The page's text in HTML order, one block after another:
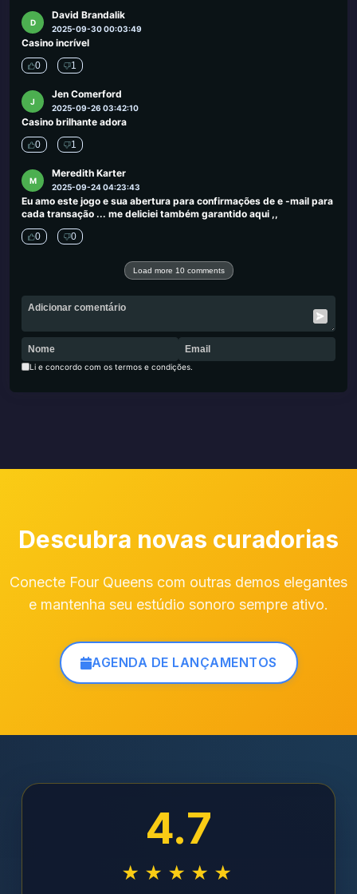
D
David Brandalik
2025-09-30 00:03:49
Casino incrível
0 1
J
Jen Comerford
2025-09-26 03:42:10
Casino brilhante adora
0 1
M
Meredith Karter
2025-09-24 04:23:43
Eu amo este jogo e sua abertura para confirmações de e -mail para
cada transação ... me deliciei também garantido aqui ,,
0 0
Load more 10 comments
Li e concordo com os termos e condições.
Descubra novas curadorias
Conecte Four Queens com outras demos elegantes
e mantenha seu estúdio sonoro sempre ativo.
AGENDA DE LANÇAMENTOS
4.7
★★★★★